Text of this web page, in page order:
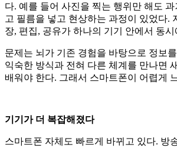
다. 예를 들어 사진을 찍는 행위만 해도
고 필름을 넣고 현상하는 과정이 있었다.
장, 편집, 공유가 하나의 기기 안에서 동
문제는 뇌가 기존 경험을 바탕으로 정보
익숙한 방식과 전혀 다른 체계를 만나면
배워야 한다. 그래서 스마트폰이 어렵게
기기가 더 복잡해졌다
스마트폰 자체도 빠르게 바뀌고 있다. 방